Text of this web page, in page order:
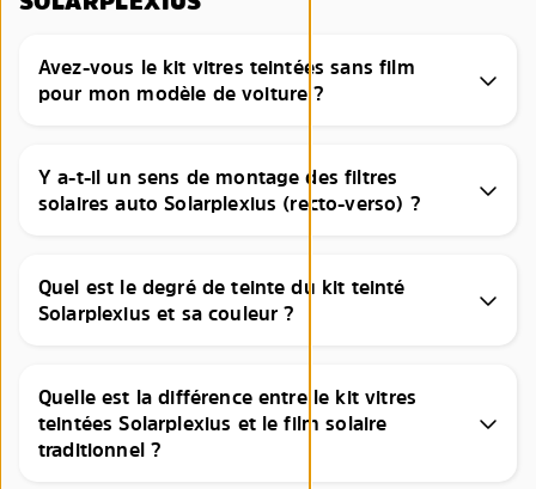
Avez-vous le kit vitres teintées sans film
pour mon modèle de voiture ?
Y a-t-il un sens de montage des filtres
solaires auto Solarplexius (recto-verso) ?
Quel est le degré de teinte du kit teinté
Solarplexius et sa couleur ?
Quelle est la différence entre le kit vitres
teintées Solarplexius et le film solaire
traditionnel ?